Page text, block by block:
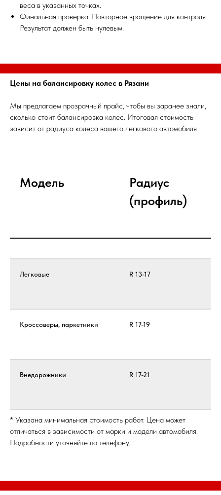
веса в указанных точках.
Финальная проверка. Повторное вращение для контроля.
Результат должен быть нулевым.
Цены на балансировку колес в Рязани
Мы предлагаем прозрачный прайс, чтобы вы заранее знали,
сколько стоит балансировка колес. Итоговая стоимость
зависит от радиуса колеса вашего легкового автомобиля
Модель
Радиус
(профиль)
Легковые R 13-17
Кроссоверы, паркетники R 17-19
Внедорожники R 17-21
* Указана минимальная стоимость работ. Цена может
отличаться в зависимости от марки и модели автомобиля.
Подробности уточняйте по телефону.